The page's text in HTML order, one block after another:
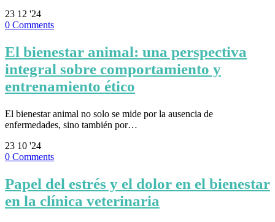
23 12 '24
0 Comments
El bienestar animal: una perspectiva
integral sobre comportamiento y
entrenamiento ético
El bienestar animal no solo se mide por la ausencia de
enfermedades, sino también por…
23 10 '24
0 Comments
Papel del estrés y el dolor en el bienestar
en la clínica veterinaria